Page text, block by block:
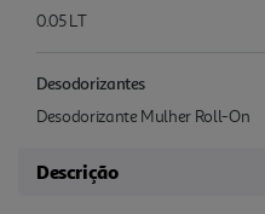
0.05 LT
Desodorizantes
Desodorizante Mulher Roll-On
Descrição